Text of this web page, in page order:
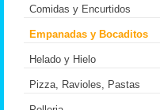
Comidas y Encurtidos
Empanadas y Bocaditos
Helado y Hielo
Pizza, Ravioles, Pastas